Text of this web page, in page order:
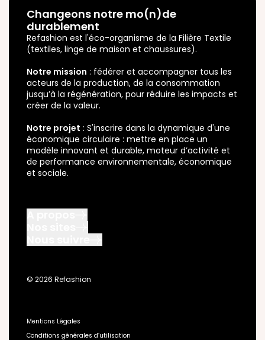
Changeons notre mo(n)de
durablement
Refashion est l'éco-organisme de la Filière Textile
(textiles, linge de maison et chaussures).
Notre mission : fédérer et accompagner tous les
acteurs de la production, de la consommation
jusqu’à la régénération, pour réduire les impacts et
créer de la valeur.
Notre projet : S'inscrire dans la dynamique d'une
économique circulaire : mettre en place un
modèle innovant et durable, moteur d’activité et
de performance environnementale, économique
et sociale.
Nous rejoindre
Notre gouvernance
Nous Contacter
ReFashion Pro
Youtube
© 2026 Refashion
Mentions Légales
Conditions générales d’utilisation